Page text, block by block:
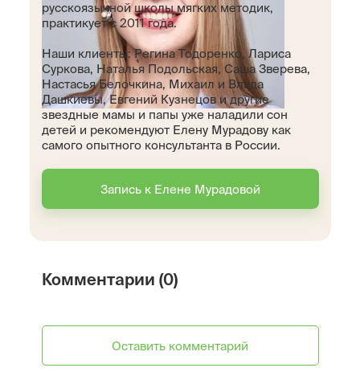
русскоязычной школы мягких методик,
практикует с 2011 года.
Наши клиенты: Регина Тодоренко, Лариса
Суркова, Наталья Подольская, Саша Зверева,
Настасья Белочкина, Михаил и Влада
Дашкиевы, Евгений Кузнецов и другие
звездные мамы и папы уже наладили сон
детей и рекомендуют Елену Мурадову как
самого опытного консультанта в России.
Запись к Елене Мурадовой
Комментарии (0)
Оставить комментарий